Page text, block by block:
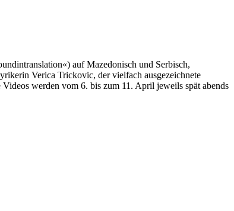
auf Mazedonisch und Serbisch,
Verica Trickovic, der vielfach ausgezeichnete
werden vom 6. bis zum 11. April jeweils spät abends